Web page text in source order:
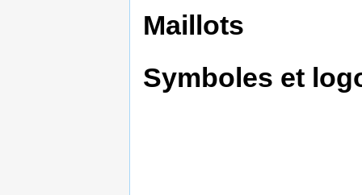
Maillots
Symboles et